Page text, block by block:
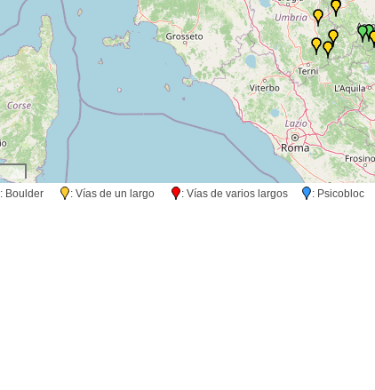
: Boulder : Vías de un largo : Vías de varios largos : Psicobloc